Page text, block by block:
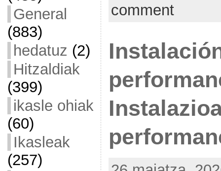
General
(883)
hedatuz (2)
Hitzaldiak
(399)
ikasle ohiak
(60)
Ikasleak
(257)
comment